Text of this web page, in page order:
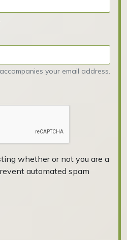
your email address.
whether or not you are a
automated spam